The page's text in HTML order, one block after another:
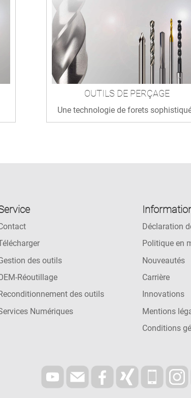
OUTILS DE PERÇAGE
Une technologie de forets
des outils
Réoutillage
Reconditionnement des outils
Numériques
Déclaration
Politique en
Nouveautés
Carrière
Innovations
Mentions
Conditions